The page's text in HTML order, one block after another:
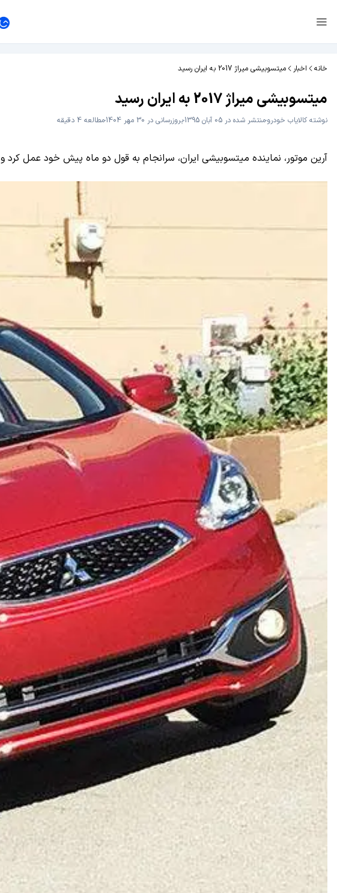
خانه اخبار میتسوبیشی میراژ 2017 به ایران رسید
میتسوبیشی میراژ 2017 به ایران رسید
نوشته کالایاب خودرومنتشر شده در 05 آبان 1395 بروزرسانی در 30 مهر 1404
مطالعه 4 دقیقه
آرین موتور، نماینده میتسوبیشی ایران، سرانجام به قول دو ماه پیش خود عمل کرد و Mitsubishi Mirage جدید را به بازار فرستاد.